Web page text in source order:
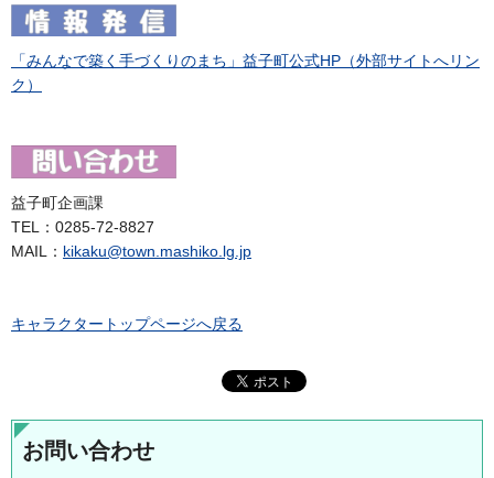
「みんなで築く手づくりのまち」益子町公式HP（外部サイトへリン
ク）
益子町企画課
TEL：0285-72-8827
MAIL： kikaku@town.mashiko.lg.jp
キャラクタートップページへ戻る
お問い合わせ